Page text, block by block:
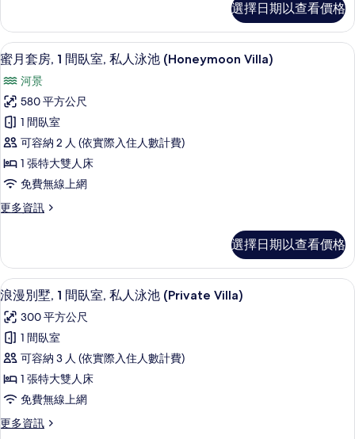
片
室,
私
人
泳
池
(Owner's
Villa)
的
所
有
別
墅,
3
臥
室,
私
人
泳
池
(Owner's
Villa)
詳
選擇日期以查看價格
顯
示
蜜
月
套
房,
1
間
臥
私
人
泳
池
(Honeymoon
Villa)
的
所
有
蜜月套房, 1 間臥室, 私人泳池
16
蜜月套房, 1 間臥室, 私人泳池 (Honeymoon Villa)
河景
580 平方公尺
1 間臥室
可容納 2 人 (依實際入住人數計費)
1 張特大雙人床
免費無線上網
更多資訊
更
套
房,
1
臥
室,
私
人
泳
池
(Honeymoon
Villa)
選擇日期以查看價格
顯
示
浪
漫
別
墅,
間
浪漫別墅, 1 間臥室, 私人泳池
16
浪漫別墅, 1 間臥室, 私人泳池 (Private Villa)
300 平方公尺
1 間臥室
可容納 3 人 (依實際入住人數計費)
1 張特大雙人床
免費無線上網
更多資訊
更